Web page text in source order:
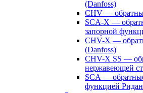
(Danfoss)
CHV —
SCA-X —
запорной
CHV-X —
(Danfoss)
CHV-X SS —
нержавеющей
SCA —
функцией Ридан